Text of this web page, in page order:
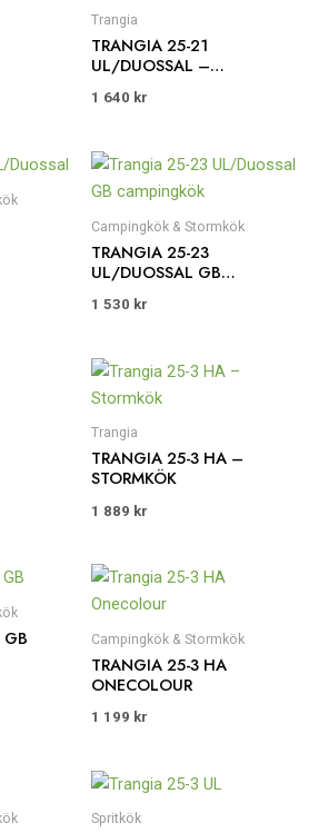
Trangia
TRANGIA 25-21
UL/DUOSSAL –
1 640 kr
Campingkök & Stormkök
TRANGIA 25-23
UL/DUOSSAL GB
1 530 kr
Trangia
TRANGIA 25-3 HA –
STORMKÖK
1 889 kr
Campingkök & Stormkök
TRANGIA 25-3 HA
ONECOLOUR
1 199 kr
Spritkök